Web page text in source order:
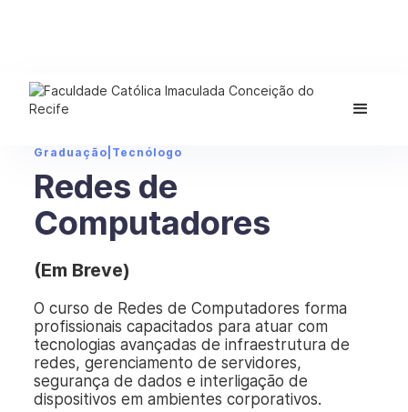
Graduação Tecnólogo
Redes de
Computadores
(Em Breve)
O curso de Redes de Computadores forma
profissionais capacitados para atuar com
tecnologias avançadas de infraestrutura de
redes, gerenciamento de servidores,
segurança de dados e interligação de
dispositivos em ambientes corporativos.